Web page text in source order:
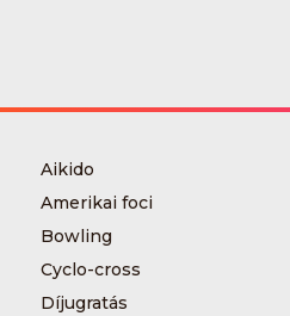
Aikido
Amerikai foci
Bowling
Cyclo-cross
Díjugratás